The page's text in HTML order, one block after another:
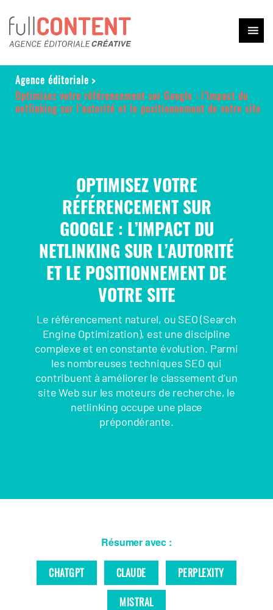
Agence éditoriale >
Optimisez votre référencement sur Google : l’impact du
netlinking sur l’autorité et le positionnement de votre site
OPTIMISEZ VOTRE
RÉFÉRENCEMENT SUR
GOOGLE : L’IMPACT DU
NETLINKING SUR L’AUTORITÉ
ET LE POSITIONNEMENT DE
VOTRE SITE
Le référencement naturel, ou SEO (Search
Engine Optimization), est une discipline
complexe et en constante évolution. Parmi
les nombreuses techniques SEO qui
contribuent à améliorer le classement d’un
site Web sur les moteurs de recherche, le
netlinking occupe une place
prépondérante.
Résumer avec :
CHATGPT CLAUDE
PERPLEXITY
MISTRAL